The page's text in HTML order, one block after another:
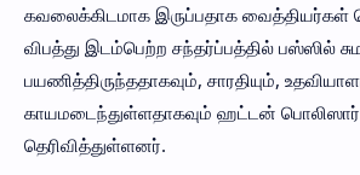
கவலைக்கிடமாக இருப்பதாக வைத்தியர்கள்
விபத்து இடம்பெற்ற சந்தர்ப்பத்தில் பஸ்ஸில்
பயணித்திருந்ததாகவும், சாரதியும்,
காயமடைந்துள்ளதாகவும் ஹட்டன் பொலிஸார்
தெரிவித்துள்ளனர்.